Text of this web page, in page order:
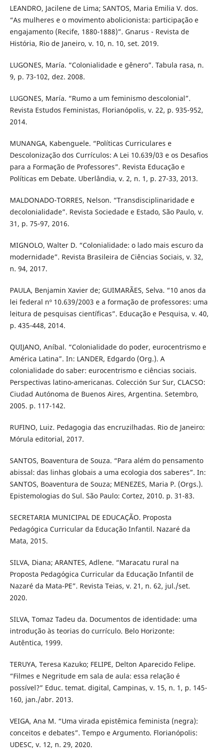
LEANDRO, Jacilene de Lima; SANTOS, Maria Emilia V. dos.
“As mulheres e o movimento abolicionista: participação e
engajamento (Recife, 1880-1888)”. Gnarus - Revista de
História, Rio de Janeiro, v. 10, n. 10, set. 2019.
LUGONES, María. “Colonialidade e gênero”. Tabula rasa, n.
9, p. 73-102, dez. 2008.
LUGONES, María. “Rumo a um feminismo descolonial”.
Revista Estudos Feministas, Florianópolis, v. 22, p. 935-952,
2014.
MUNANGA, Kabenguele. “Políticas Curriculares e
Descolonização dos Currículos: A Lei 10.639/03 e os Desafios
para a Formação de Professores”. Revista Educação e
Políticas em Debate. Uberlândia, v. 2, n. 1, p. 27-33, 2013.
MALDONADO-TORRES, Nelson. “Transdisciplinaridade e
decolonialidade”. Revista Sociedade e Estado, São Paulo, v.
31, p. 75-97, 2016.
MIGNOLO, Walter D. “Colonialidade: o lado mais escuro da
modernidade”. Revista Brasileira de Ciências Sociais, v. 32,
n. 94, 2017.
PAULA, Benjamin Xavier de; GUIMARÃES, Selva. “10 anos da
lei federal nº 10.639/2003 e a formação de professores: uma
leitura de pesquisas científicas”. Educação e Pesquisa, v. 40,
p. 435-448, 2014.
QUIJANO, Aníbal. “Colonialidade do poder, eurocentrismo e
América Latina”. In: LANDER, Edgardo (Org.). A
colonialidade do saber: eurocentrismo e ciências sociais.
Perspectivas latino-americanas. Colección Sur Sur, CLACSO:
Ciudad Autónoma de Buenos Aires, Argentina. Setembro,
2005. p. 117-142.
RUFINO, Luiz. Pedagogia das encruzilhadas. Rio de Janeiro:
Mórula editorial, 2017.
SANTOS, Boaventura de Souza. “Para além do pensamento
abissal: das linhas globais a uma ecologia dos saberes”. In:
SANTOS, Boaventura de Souza; MENEZES, Maria P. (Orgs.).
Epistemologias do Sul. São Paulo: Cortez, 2010. p. 31-83.
SECRETARIA MUNICIPAL DE EDUCAÇÃO. Proposta
Pedagógica Curricular da Educação Infantil. Nazaré da
Mata, 2015.
SILVA, Diana; ARANTES, Adlene. “Maracatu rural na
Proposta Pedagógica Curricular da Educação Infantil de
Nazaré da Mata-PE”. Revista Teias, v. 21, n. 62, jul./set.
2020.
SILVA, Tomaz Tadeu da. Documentos de identidade: uma
introdução às teorias do currículo. Belo Horizonte:
Autêntica, 1999.
TERUYA, Teresa Kazuko; FELIPE, Delton Aparecido Felipe.
“Filmes e Negritude em sala de aula: essa relação é
possível?” Educ. temat. digital, Campinas, v. 15, n. 1, p. 145-
160, jan./abr. 2013.
VEIGA, Ana M. “Uma virada epistêmica feminista (negra):
conceitos e debates”. Tempo e Argumento. Florianópolis:
UDESC, v. 12, n. 29, 2020.